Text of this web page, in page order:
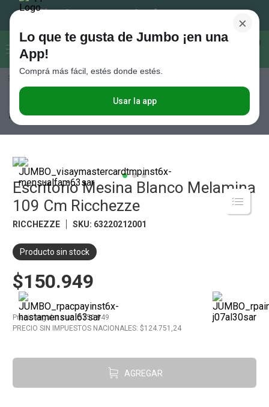
Buscar...
Seleccioná el método de entrega
×
Lo que te gusta de Jumbo ¡en una
App!
Comprá más fácil, estés donde estés.
Usar la app
Muebles de Oficina
Blanco Melamina 109 Cm Ricchezze
Escritorio Mesina Blanco Melamina
109 Cm Ricchezze
RICCHEZZE SKU: 63220212001
Producto sin stock
$150.949
Precio regularxun: $150.949
PRECIO SIN IMPUESTOS NACIONALES: $124.751,24
AGREGAR
Términos más buscados
.
Cerveza
Galletitas
Yerba
Fideos
Juguetes
. Carne